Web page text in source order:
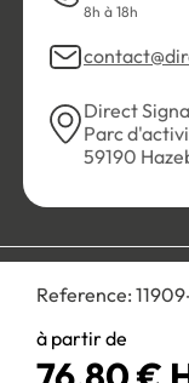
Reference:
à partir de
8h à 18h
Direct
Parc
59190
Personnaliser